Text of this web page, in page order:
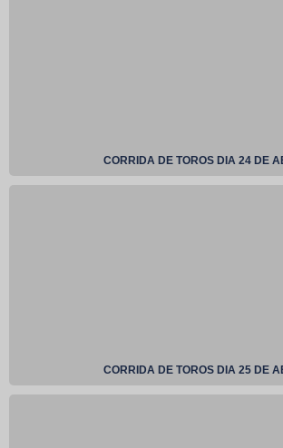
CORRIDA DE TOROS DIA 24 DE
CORRIDA DE TOROS DIA 25 DE